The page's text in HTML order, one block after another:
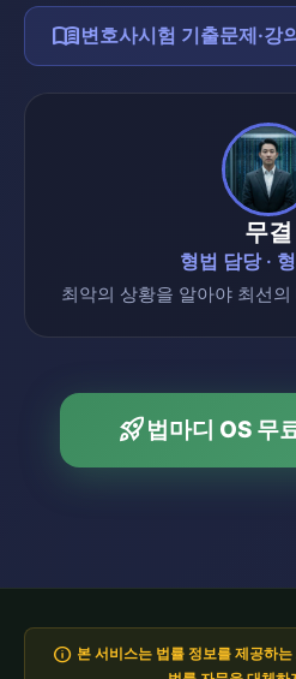
menu_book변호사시험 기출문제·
무결
형법 담당 ·
최악의 상황을 알아야 최선
rocket_launch법마디 OS 무
info 본 서비스는 법률 정보를 제공하